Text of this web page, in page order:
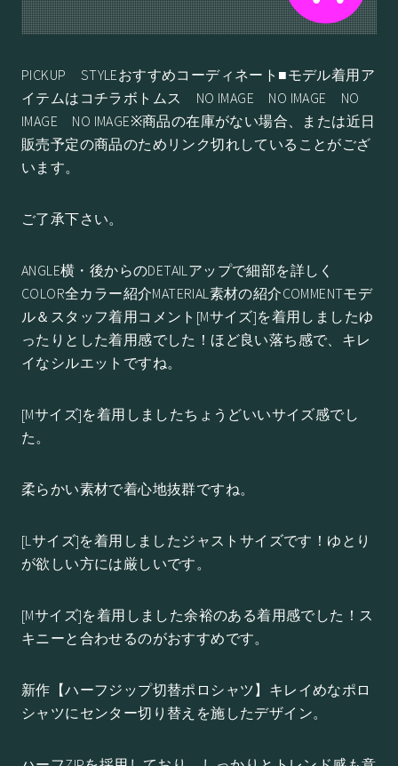
PICKUP STYLEおすすめコーディネート■モデル着用ア
イテムはコチラボトムス NO IMAGE NO IMAGE NO
IMAGE NO IMAGE※商品の在庫がない場合、または近日
販売予定の商品のためリンク切れしていることがござ
います。
ご了承下さい。
ANGLE横・後からのDETAILアップで細部を詳しく
COLOR全カラー紹介MATERIAL素材の紹介COMMENTモデ
ル＆スタッフ着用コメント[Mサイズ]を着用しましたゆ
ったりとした着用感でした！ほど良い落ち感で、キレ
イなシルエットですね。
[Mサイズ]を着用しましたちょうどいいサイズ感でし
た。
柔らかい素材で着心地抜群ですね。
[Lサイズ]を着用しましたジャストサイズです！ゆとり
が欲しい方には厳しいです。
[Mサイズ]を着用しました余裕のある着用感でした！ス
キニーと合わせるのがおすすめです。
新作【ハーフジップ切替ポロシャツ】キレイめなポロ
シャツにセンター切り替えを施したデザイン。